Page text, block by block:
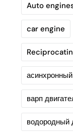
Auto
car engine
варп
водородный